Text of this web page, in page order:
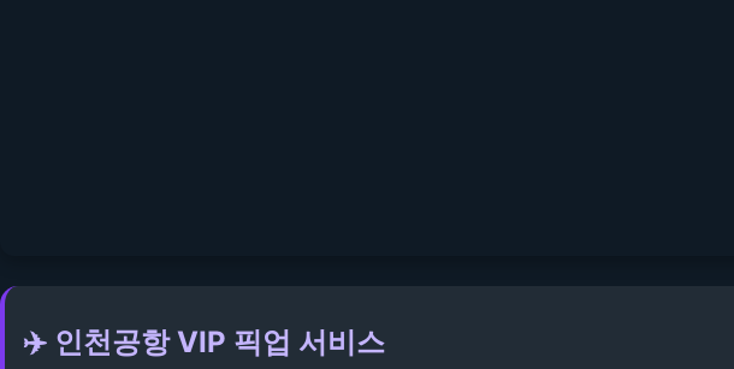
✈️ 인천공항 VIP 픽업 서비스